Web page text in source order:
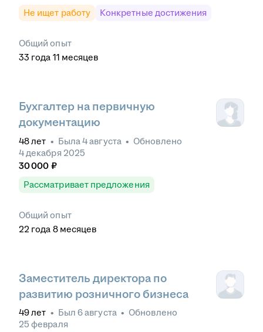
Не ищет работу
Конкретные достижения
Общий опыт
33 года 11 месяцев
Бухгалтер на первичную
документацию
48лет • Была4 августа • Обновлено
4 декабря 2025
30 000 ₽
Рассматривает предложения
Общий опыт
22 года 8 месяцев
Заместитель директора по
развитию розничного бизнеса
49лет • Был 6 августа • Обновлено
25 февраля